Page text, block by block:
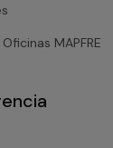
MAPFRE